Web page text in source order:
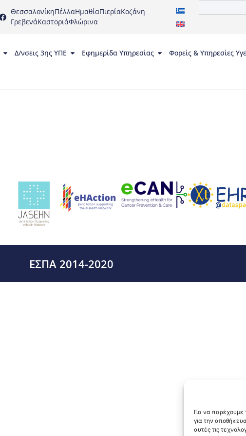
Για να παρέχουμε
για την
αυτές τις
ΘεσσαλονίκηΠέλλαΗμαθίαΠιερίαΚοζάνη
ΓρεβενάΚαστοριάΦλώρινα
Δ/νσεις 3ης ΥΠΕ Εφημερίδα Υπηρεσίας Φορείς & Υπηρεσίες
ΕΣΠΑ 2014-2020